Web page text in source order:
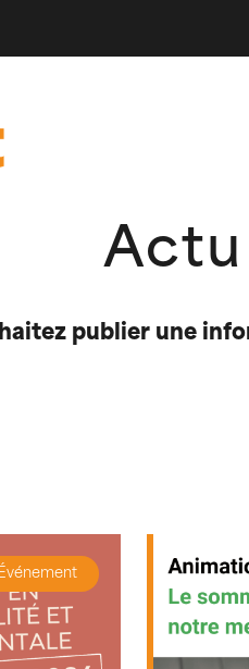
publier une
Événement